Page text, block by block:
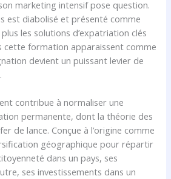
marketing intensif pose question.
est diabolisé et présenté comme
les solutions d’expatriation clés
cette formation apparaissent comme
devient un puissant levier de
contribue à normaliser une
permanente, dont la théorie des
de lance. Conçue à l’origine comme
géographique pour répartir
dans un pays, ses
ses investissements dans un